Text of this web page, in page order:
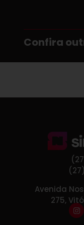
Confira
Avenida
275,